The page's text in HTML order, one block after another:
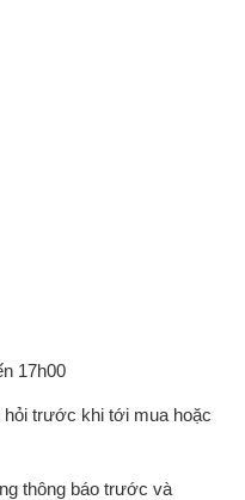
17h00
hỏi trước khi tới mua hoặc
thông báo trước và